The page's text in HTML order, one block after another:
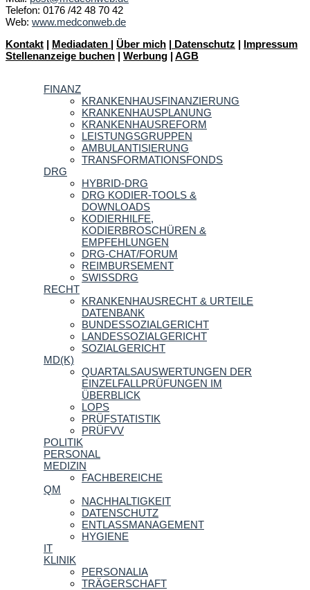
Telefon: 0176 /42 48 70 42
Web: www.medconweb.de
Kontakt | Mediadaten | Über mich | Datenschutz | Impressum
Stellenanzeige buchen | Werbung | AGB
FINANZ
KRANKENHAUSFINANZIERUNG
KRANKENHAUSPLANUNG
KRANKENHAUSREFORM
LEISTUNGSGRUPPEN
AMBULANTISIERUNG
TRANSFORMATIONSFONDS
DRG
HYBRID-DRG
DRG KODIER-TOOLS &
DOWNLOADS
KODIERHILFE,
KODIERBROSCHÜREN &
EMPFEHLUNGEN
DRG-CHAT/FORUM
REIMBURSEMENT
SWISSDRG
RECHT
KRANKENHAUSRECHT & URTEILE
DATENBANK
BUNDESSOZIALGERICHT
LANDESSOZIALGERICHT
SOZIALGERICHT
MD(K)
QUARTALSAUSWERTUNGEN DER
EINZELFALLPRÜFUNGEN IM
ÜBERBLICK
LOPS
PRÜFSTATISTIK
PRÜFVV
POLITIK
PERSONAL
MEDIZIN
FACHBEREICHE
QM
NACHHALTIGKEIT
DATENSCHUTZ
ENTLASSMANAGEMENT
HYGIENE
IT
KLINIK
PERSONALIA
TRÄGERSCHAFT